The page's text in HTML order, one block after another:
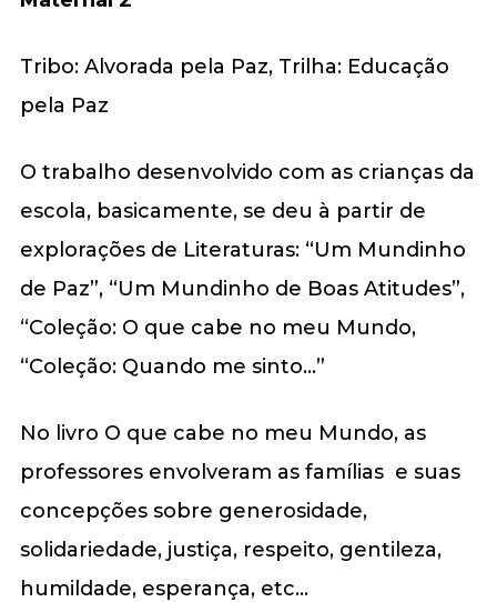
Tribo: Alvorada pela Paz, Trilha: Educação
pela Paz
O trabalho desenvolvido com as crianças da
escola, basicamente, se deu à partir de
explorações de Literaturas: “Um Mundinho
de Paz”, “Um Mundinho de Boas Atitudes”,
“Coleção: O que cabe no meu Mundo,
“Coleção: Quando me sinto…”
No livro O que cabe no meu Mundo, as
professores envolveram as famílias e suas
concepções sobre generosidade,
solidariedade, justiça, respeito, gentileza,
humildade, esperança, etc…